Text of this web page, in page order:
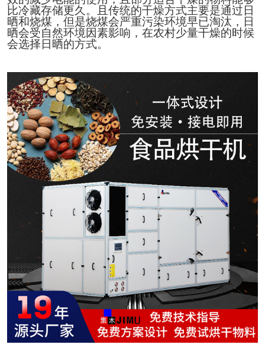
比冷藏存储更久。且传统的干燥方式主要是通过日
晒和烧煤，但是烧煤会严重污染环境早已淘汰，日
晒会受自然环境因素影响，在农村少量干燥的时候
会选择日晒的方式。